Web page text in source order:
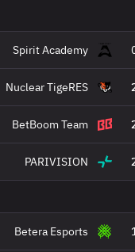
Spirit Academy
Nuclear TigeRES
BetBoom Team
PARIVISION
Betera Esports